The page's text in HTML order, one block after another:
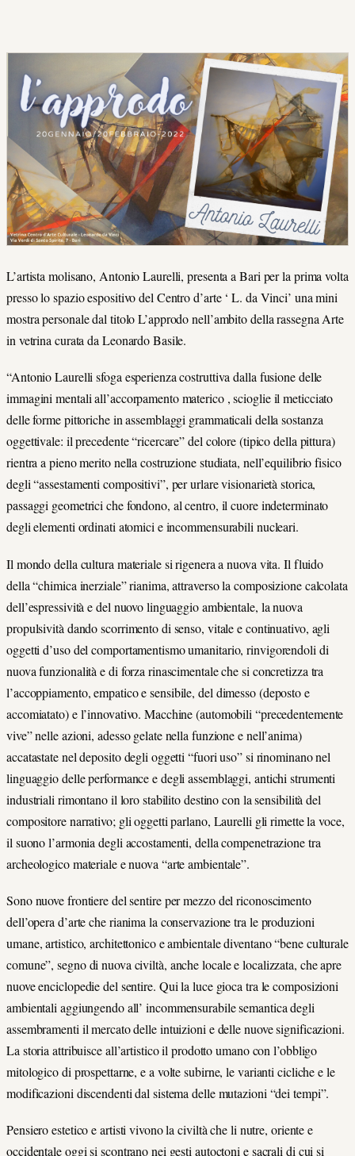
L’artista molisano, Antonio Laurelli, presenta a Bari per la prima volta
presso lo spazio espositivo del Centro d’arte ‘ L. da Vinci’ una mini
mostra personale dal titolo L’approdo nell’ambito della rassegna Arte
in vetrina curata da Leonardo Basile.
“Antonio Laurelli sfoga esperienza costruttiva dalla fusione delle
immagini mentali all’accorpamento materico , scioglie il meticciato
delle forme pittoriche in assemblaggi grammaticali della sostanza
oggettivale: il precedente “ricercare” del colore (tipico della pittura)
rientra a pieno merito nella costruzione studiata, nell’equilibrio fisico
degli “assestamenti compositivi”, per urlare visionarietà storica,
passaggi geometrici che fondono, al centro, il cuore indeterminato
degli elementi ordinati atomici e incommensurabili nucleari.
Il mondo della cultura materiale si rigenera a nuova vita. Il fluido
della “chimica inerziale” rianima, attraverso la composizione calcolata
dell’espressività e del nuovo linguaggio ambientale, la nuova
propulsività dando scorrimento di senso, vitale e continuativo, agli
oggetti d’uso del comportamentismo umanitario, rinvigorendoli di
nuova funzionalità e di forza rinascimentale che si concretizza tra
l’accoppiamento, empatico e sensibile, del dimesso (deposto e
accomiatato) e l’innovativo. Macchine (automobili “precedentemente
vive” nelle azioni, adesso gelate nella funzione e nell’anima)
accatastate nel deposito degli oggetti “fuori uso” si rinominano nel
linguaggio delle performance e degli assemblaggi, antichi strumenti
industriali rimontano il loro stabilito destino con la sensibilità del
compositore narrativo; gli oggetti parlano, Laurelli gli rimette la voce,
il suono l’armonia degli accostamenti, della compenetrazione tra
archeologico materiale e nuova “arte ambientale”.
Sono nuove frontiere del sentire per mezzo del riconoscimento
dell’opera d’arte che rianima la conservazione tra le produzioni
umane, artistico, architettonico e ambientale diventano “bene culturale
comune”, segno di nuova civiltà, anche locale e localizzata, che apre
nuove enciclopedie del sentire. Qui la luce gioca tra le composizioni
ambientali aggiungendo all’ incommensurabile semantica degli
assembramenti il mercato delle intuizioni e delle nuove significazioni.
La storia attribuisce all’artistico il prodotto umano con l’obbligo
mitologico di prospettarne, e a volte subirne, le varianti cicliche e le
modificazioni discendenti dal sistema delle mutazioni “dei tempi”.
Pensiero estetico e artisti vivono la civiltà che li nutre, oriente e
occidentale oggi si scontrano nei gesti autoctoni e sacrali di cui si